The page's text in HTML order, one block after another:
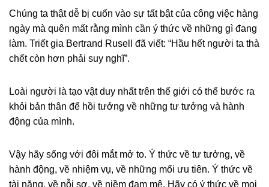
Chúng ta thật dễ bị cuốn vào sự tất bật của công việc hàng
ngày mà quên mất rằng mình cần ý thức về những gì đang
làm. Triết gia Bertrand Rusell đã viết: “Hầu hết người ta thà
chết còn hơn phải suy nghĩ”.
Loài người là tạo vật duy nhất trên thế giới có thể bước ra
khỏi bản thân để hồi tưởng về những tư tưởng và hành
động của mình.
Vậy hãy sống với đôi mắt mở to. Ý thức về tư tưởng, về
hành động, về nhiệm vụ, về những mối ưu tiên. Ý thức về
tài năng, về nỗi sợ, về niềm đam mê. Hãy có ý thức về mọi